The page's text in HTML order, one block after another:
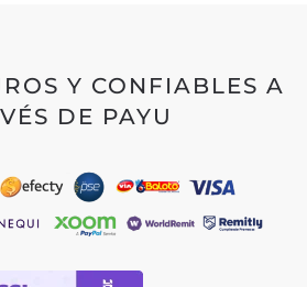
Y CONFIABLES A
DE PAYU